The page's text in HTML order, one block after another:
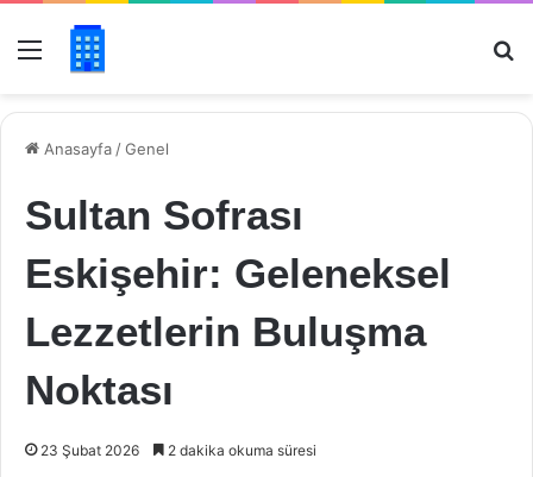
Menü
Anasayfa /Genel
Sultan Sofrası
Eskişehir: Geleneksel
Lezzetlerin Buluşma
Noktası
23 Şubat 2026 2 dakika okuma süresi